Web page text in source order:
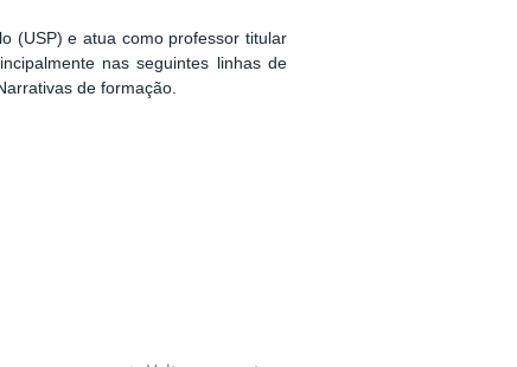
(USP) e atua como professor titular
nas seguintes linhas de
de formação.